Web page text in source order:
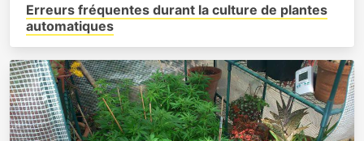
Erreurs fréquentes durant la culture de plantes
automatiques